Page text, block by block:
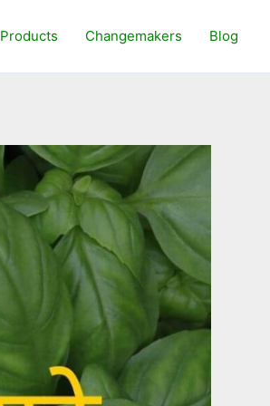
Products Changemakers Blog